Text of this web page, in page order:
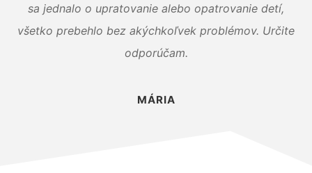
sa jednalo o upratovanie alebo opatrovanie detí,
všetko prebehlo bez akýchkoľvek problémov. Určite
odporúčam.
MÁRIA